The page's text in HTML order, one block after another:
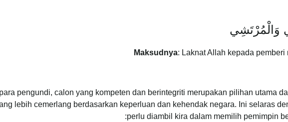
وَالْمُرْتَشِي
Maksudnya: Laknat Allah kepada
pengundi, calon yang kompeten dan berintegriti merupakan pilihan utama
lebih cemerlang berdasarkan keperluan dan kehendak negara. Ini selaras
perlu diambil kira dalam memilih pemimpin